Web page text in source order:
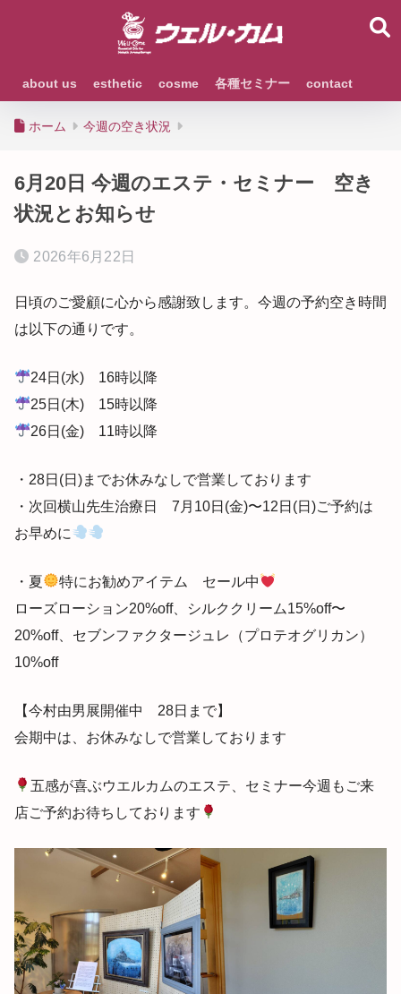
about us esthetic cosme 各種セミナー contact
ホーム 今週の空き状況
6月20日 今週のエステ・セミナー 空き
状況とお知らせ
2026年6月22日
日頃のご愛顧に心から感謝致します。今週の予約空き時間
は以下の通りです。
24日(水) 16時以降
25日(木) 15時以降
26日(金) 11時以降
・28日(日)までお休みなしで営業しております
・次回横山先生治療日 7月10日(金)〜12日(日)ご予約は
お早めに
・夏
特にお勧めアイテム セール中
ローズローション20%off、シルククリーム15%off〜
20%off、セブンファクタージュレ（プロテオグリカン）
10%off
【今村由男展開催中 28日まで】
会期中は、お休みなしで営業しております
五感が喜ぶウエルカムのエステ、セミナー今週もご来
店ご予約お待ちしております